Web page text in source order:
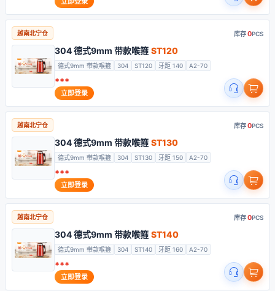
越南北宁仓 库存0PCS
304 德式9mm 带款喉箍 ST120
德式9mm 带款喉箍 304 ST120 牙距 140 A2-70
***
立即登录
越南北宁仓 库存0PCS
304 德式9mm 带款喉箍 ST130
德式9mm 带款喉箍 304 ST130 牙距 150 A2-70
***
立即登录
越南北宁仓 库存0PCS
304 德式9mm 带款喉箍 ST140
德式9mm 带款喉箍 304 ST140 牙距 160 A2-70
***
立即登录